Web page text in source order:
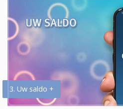
3. Uw saldo +